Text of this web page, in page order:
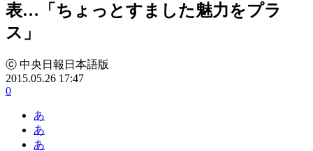
表…「ちょっとすました魅力をプラ
ス」
ⓒ 中央日報日本語版
2015.05.26 17:47
0
あ
あ
あ